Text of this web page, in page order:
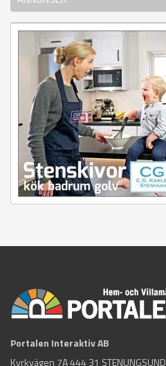
Portalen Interaktiv AB
Kyrkvägen 7A 444 31 STENUNGSUND